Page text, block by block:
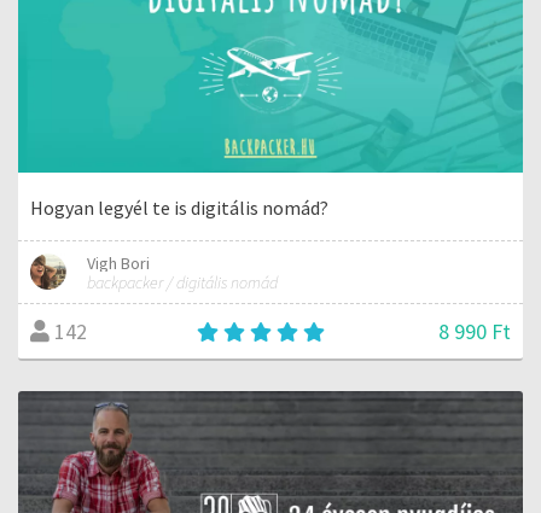
Hogyan legyél te is digitális nomád?
Vigh Bori
backpacker / digitális nomád
142 8 990 Ft